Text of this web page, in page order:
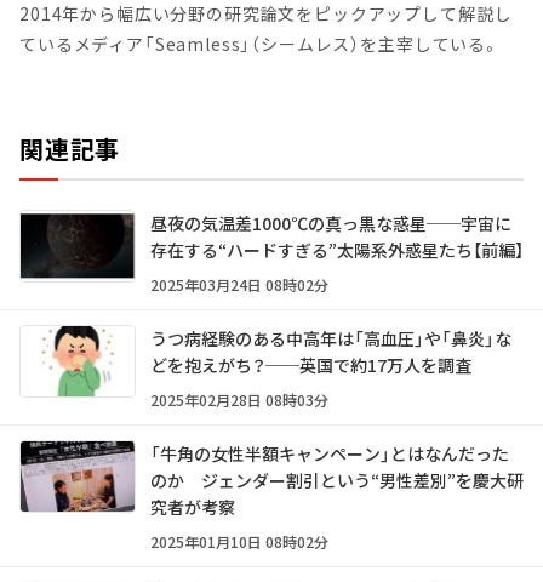
2014年から幅広い分野の研究論文をピックアップして解説し
ているメディア「Seamless」（シームレス）を主宰している。
関連記事
昼夜の気温差1000℃の真っ黒な惑星──宇宙に
存在する“ハードすぎる”太陽系外惑星たち【前編】
2025年03月24日 08時02分
うつ病経験のある中高年は「高血圧」や「鼻炎」な
どを抱えがち？──英国で約17万人を調査
2025年02月28日 08時03分
「牛角の女性半額キャンペーン」とはなんだった
のか ジェンダー割引という“男性差別”を慶大研
究者が考察
2025年01月10日 08時02分